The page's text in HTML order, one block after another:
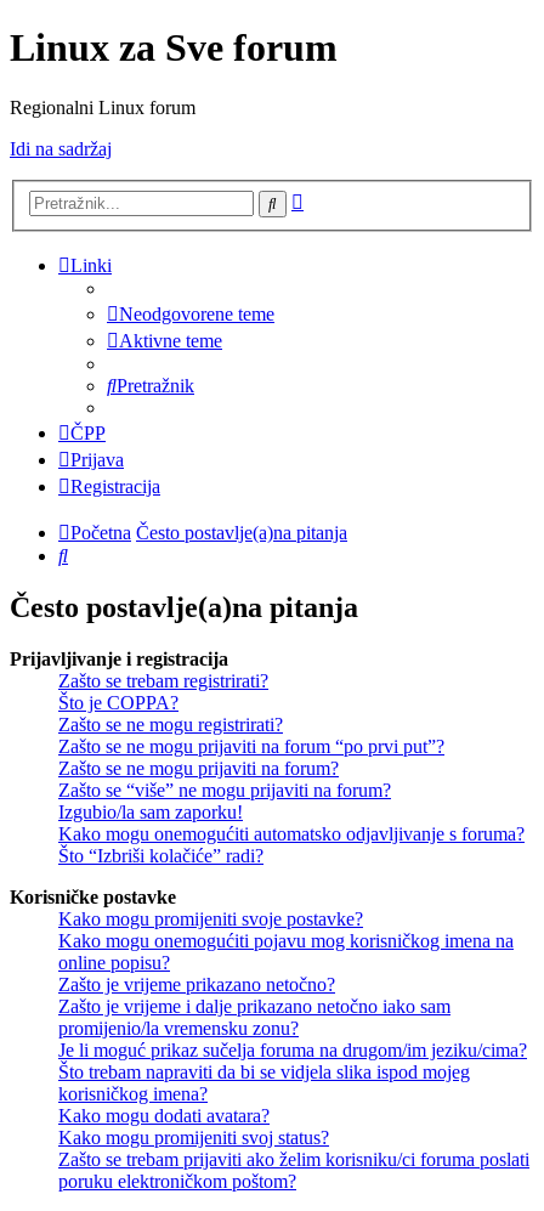
Linux za Sve forum
Regionalni Linux forum
Idi na sadržaj
Pretražnik
Linki
Neodgovorene teme
Aktivne teme
Pretražnik
ČPP
Prijava
Registracija
Početna Često postavlje(a)na pitanja
Pretražnik
Često postavlje(a)na pitanja
Prijavljivanje i registracija
Zašto se trebam registrirati?
Što je COPPA?
Zašto se ne mogu registrirati?
Zašto se ne mogu prijaviti na forum “po prvi put”?
Zašto se ne mogu prijaviti na forum?
Zašto se “više” ne mogu prijaviti na forum?
Izgubio/la sam zaporku!
Kako mogu onemogućiti automatsko odjavljivanje s foruma?
Što “Izbriši kolačiće” radi?
Korisničke postavke
Kako mogu promijeniti svoje postavke?
Kako mogu onemogućiti pojavu mog korisničkog imena na
online popisu?
Zašto je vrijeme prikazano netočno?
Zašto je vrijeme i dalje prikazano netočno iako sam
promijenio/la vremensku zonu?
Je li moguć prikaz sučelja foruma na drugom/im jeziku/cima?
Što trebam napraviti da bi se vidjela slika ispod mojeg
korisničkog imena?
Kako mogu dodati avatara?
Kako mogu promijeniti svoj status?
Zašto se trebam prijaviti ako želim korisniku/ci foruma poslati
poruku elektroničkom poštom?